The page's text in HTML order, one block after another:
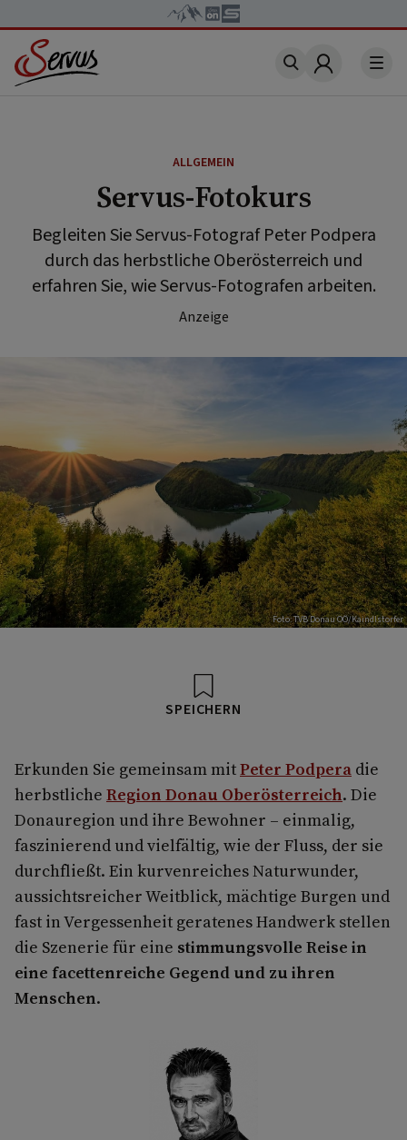
Account
ALLGEMEIN
Servus-Fotokurs
Begleiten Sie Servus-Fotograf Peter Podpera
durch das herbstliche Oberösterreich und
erfahren Sie, wie Servus-Fotografen arbeiten.
Anzeige
Foto: TVB Donau OÖ/Kaindlstorfer
SPEICHERN
Erkunden Sie gemeinsam mitPeter Podpera die
herbstliche Region Donau Oberösterreich. Die
Donauregion und ihre Bewohner – einmalig,
faszinierend und vielfältig, wie der Fluss, der sie
durchfließt. Ein kurvenreiches Naturwunder,
aussichtsreicher Weitblick, mächtige Burgen und
fast in Vergessenheit geratenes Handwerk stellen
die Szenerie für eine stimmungsvolle Reise in
eine facettenreiche Gegend und zu ihren
Menschen.